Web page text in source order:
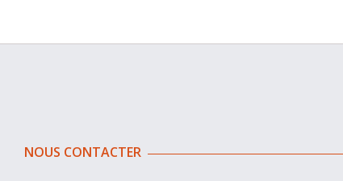
NOUS CONTACTER